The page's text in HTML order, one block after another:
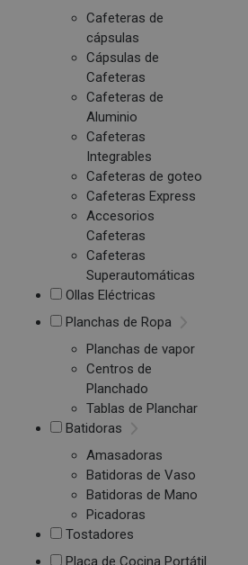
Cafeteras de
cápsulas
Cápsulas de
Cafeteras
Cafeteras de
Aluminio
Cafeteras
Integrables
Cafeteras de goteo
Cafeteras Express
Accesorios
Cafeteras
Cafeteras
Superautomáticas
Ollas Eléctricas
Planchas de Ropa
Planchas de vapor
Centros de
Planchado
Tablas de Planchar
Batidoras
Amasadoras
Batidoras de Vaso
Batidoras de Mano
Picadoras
Tostadores
Placa de Cocina Portátil